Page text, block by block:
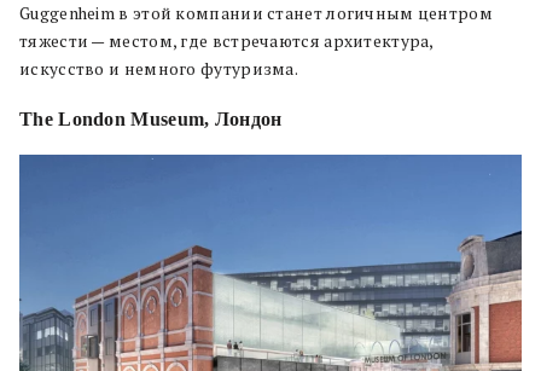
Guggenheim в этой компании станет логичным центром
тяжести — местом, где встречаются архитектура,
искусство и немного футуризма.
The London Museum, Лондон